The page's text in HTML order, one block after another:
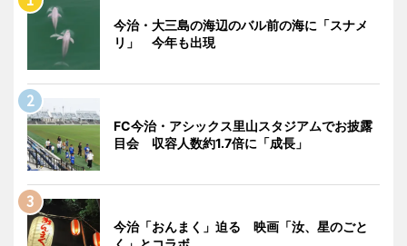
今治・大三島の海辺のバル前の海に「スナメ
リ」 今年も出現
FC今治・アシックス里山スタジアムでお披露
目会 収容人数約1.7倍に「成長」
今治「おんまく」迫る 映画「汝、星のごと